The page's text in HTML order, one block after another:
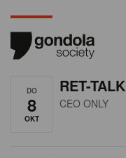
DO
8
OKT
RET-TALK
CEO ONLY